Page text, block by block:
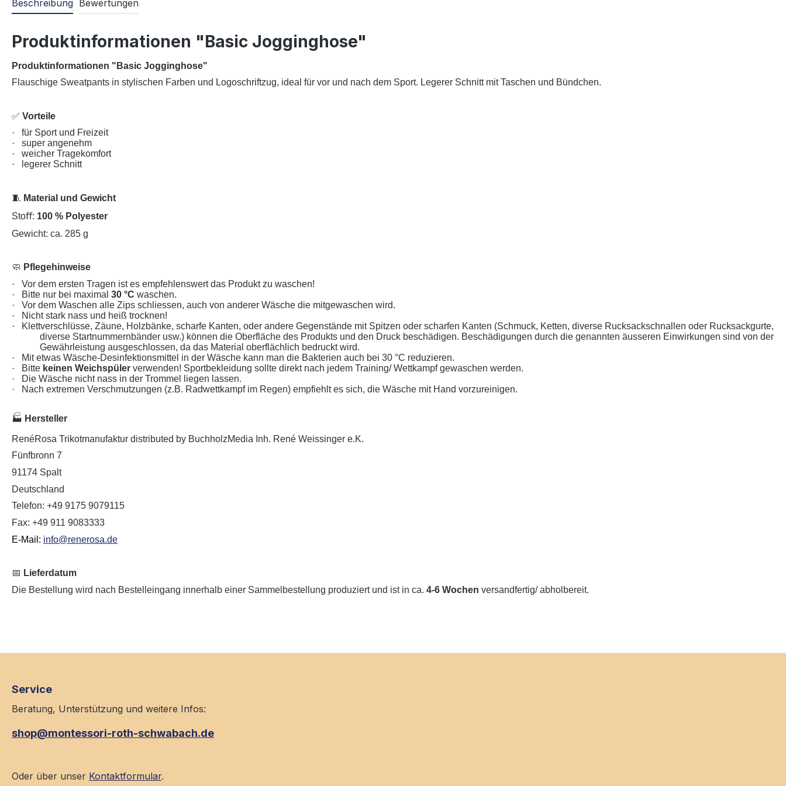
Beschreibung Bewertungen
Produktinformationen "Basic Jogginghose"
Produktinformationen "Basic Jogginghose"
Flauschige Sweatpants in stylischen Farben und Logoschriftzug, ideal für vor und nach dem Sport. Legerer Schnitt mit Taschen und Bündchen.
✅ Vorteile
·
für Sport und Freizeit
·
super angenehm
·
weicher Tragekomfort
·
legerer Schnitt
🧵 Material und Gewicht
Stoﬀ: 100 % Polyester
Gewicht: ca. 285 g
🧼 Pflegehinweise
·
Vor dem ersten Tragen ist es empfehlenswert das Produkt zu waschen!
·
Bitte nur bei maximal 30 °C waschen.
·
Vor dem Waschen alle Zips schliessen, auch von anderer Wäsche die mitgewaschen wird.
·
Nicht stark nass und heiß trocknen!
·
Klettverschlüsse, Zäune, Holzbänke, scharfe Kanten, oder andere Gegenstände mit Spitzen oder scharfen Kanten (Schmuck, Ketten, diverse Rucksackschnallen oder Rucksackgurte,
diverse Startnummernbänder usw.) können die Oberfläche des Produkts und den Druck beschädigen. Beschädigungen durch die genannten äusseren Einwirkungen sind von der
Gewährleistung ausgeschlossen, da das Material oberflächlich bedruckt wird.
·
Mit etwas Wäsche-Desinfektionsmittel in der Wäsche kann man die Bakterien auch bei 30 °C reduzieren.
·
Bitte keinen Weichspüler verwenden! Sportbekleidung sollte direkt nach jedem Training/ Wettkampf gewaschen werden.
·
Die Wäsche nicht nass in der Trommel liegen lassen.
·
Nach extremen Verschmutzungen (z.B. Radwettkampf im Regen) empfiehlt es sich, die Wäsche mit Hand vorzureinigen.
🏭 Hersteller
RenéRosa Trikotmanufaktur distributed by BuchholzMedia Inh. René Weissinger e.K.
Fünfbronn 7
91174 Spalt
Deutschland
Telefon: +49 9175 9079115
Fax: +49 911 9083333
E-Mail: info@renerosa.de
📅 Lieferdatum
Die Bestellung wird nach Bestelleingang innerhalb einer Sammelbestellung produziert und ist in ca. 4-6 Wochen versandfertig/ abholbereit.
Service
Beratung, Unterstützung und weitere Infos:
shop@montessori-roth-schwabach.de
Oder über unser Kontaktformular.